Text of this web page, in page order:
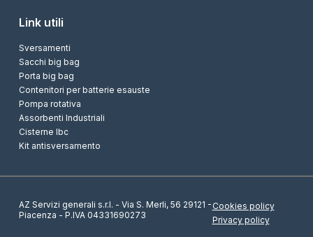
Link utili
Sversamenti
Sacchi big bag
Porta big bag
Contenitori per batterie esauste
Pompa rotativa
Assorbenti Industriali
Cisterne Ibc
Kit antisversamento
AZ Servizi generali s.r.l. - Via S. Merli, 56 29121 -
Piacenza - P.IVA 04331690273
Cookies policy
Privacy policy